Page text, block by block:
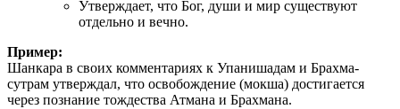
Утверждает, что Бог, души и мир существуют
отдельно и вечно.
Пример:
Шанкара в своих комментариях к Упанишадам и Брахма-
сутрам утверждал, что освобождение (мокша) достигается
через познание тождества Атмана и Брахмана.